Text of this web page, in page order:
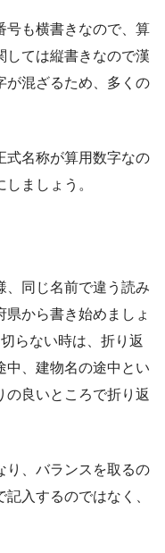
号も横書きなので、算
しては縦書きなので漢
が混ざるため、多くの
式名称が算用数字なの
ましょう。
、同じ名前で違う読み
から書き始めましょ
らない時は、折り返
中、建物名の途中とい
の良いところで折り返
り、バランスを取るの
入するのではなく、